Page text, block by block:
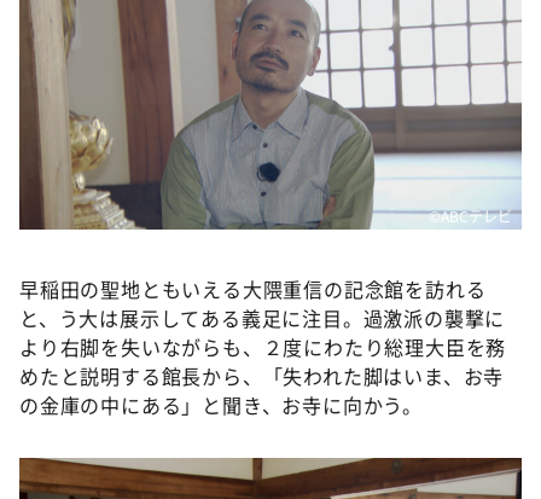
©️ABCテレビ
早稲田の聖地ともいえる大隈重信の記念館を訪れる
と、う大は展示してある義足に注目。過激派の襲撃に
より右脚を失いながらも、２度にわたり総理大臣を務
めたと説明する館長から、「失われた脚はいま、お寺
の金庫の中にある」と聞き、お寺に向かう。